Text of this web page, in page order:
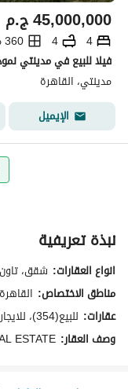
ج.م45,000,000
4
4
360 متر مربع
مدينتي، القاهرة
الإيميل
نبذة تعريفية
انواع العقارات: شقق،
مناطق الاختصاص:
عقارات: للبيع(354)، للايجار(24)
وصف العقار: ESTATE